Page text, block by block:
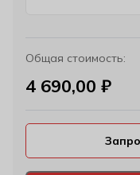
Общая стоимость:
4 690,00 ₽